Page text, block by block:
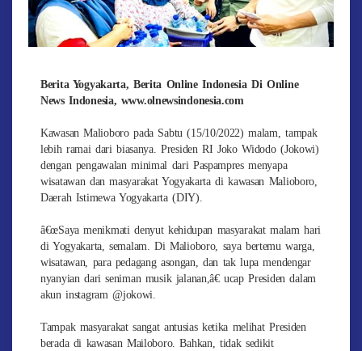
Berita Yogyakarta, Berita Online Indonesia Di Online
News Indonesia, www.olnewsindonesia.com
Kawasan Malioboro pada Sabtu (15/10/2022) malam, tampak
lebih ramai dari biasanya. Presiden RI Joko Widodo (Jokowi)
dengan pengawalan minimal dari Paspampres menyapa
wisatawan dan masyarakat Yogyakarta di kawasan Malioboro,
Daerah Istimewa Yogyakarta (DIY).
â€œSaya menikmati denyut kehidupan masyarakat malam hari
di Yogyakarta, semalam. Di Malioboro, saya bertemu warga,
wisatawan, para pedagang asongan, dan tak lupa mendengar
nyanyian dari seniman musik jalanan,â€ ucap Presiden dalam
akun instagram @jokowi.
Tampak masyarakat sangat antusias ketika melihat Presiden
berada di kawasan Mailoboro. Bahkan, tidak sedikit